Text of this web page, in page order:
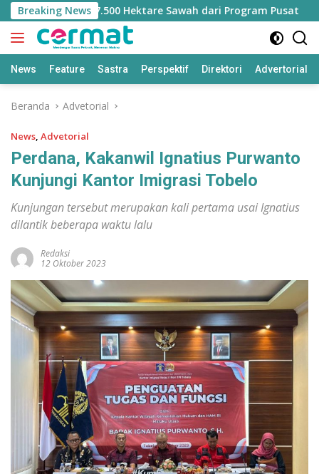
Langsung
ke
konten
Breaking News
Jatah 7.500 Hektare Sawah dari Program Pusat
News Feature Sastra Perspektif Direktori Advertorial
Beranda Advetorial
News, Advetorial
Perdana, Kakanwil Ignatius Purwanto
Kunjungi Kantor Imigrasi Tobelo
Kunjungan tersebut merupakan kali pertama usai Ignatius
dilantik beberapa waktu lalu
Redaksi
12 Oktober 2023